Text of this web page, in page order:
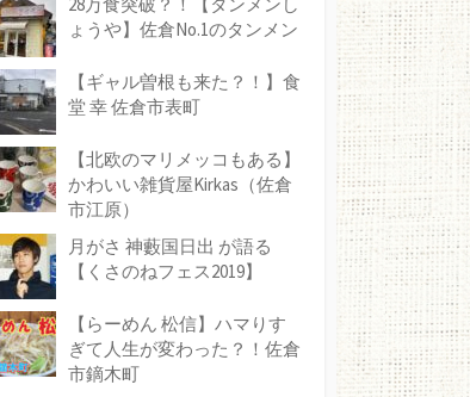
ょうや】佐倉No.1のタンメン
【ギャル曽根も来た？！】食
堂 幸 佐倉市表町
【北欧のマリメッコもある】
かわいい雑貨屋Kirkas（佐倉
市江原）
月がさ 神藪国日出 が語る
【くさのねフェス2019】
【らーめん 松信】ハマりす
ぎて人生が変わった？！佐倉
市鏑木町